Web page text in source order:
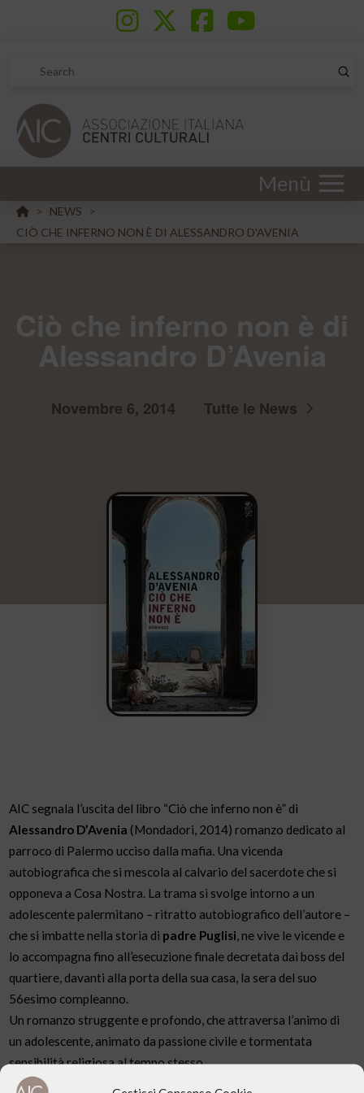
Search
Menù
HOME
> NEWS
>
CIÒ CHE INFERNO NON È DI ALESSANDRO D'AVENIA
Novembre 6, 2014 Tutte le News
AIC segnala l’uscita del libro “Ciò che inferno non è” di
Alessandro D’Avenia (Mondadori, 2014) romanzo dedicato al
parroco di Palermo ucciso dalla mafia. Una vicenda
autobiografica che si mescola al calvario del sacerdote che si
opponeva a Cosa Nostra. La trama si svolge intorno a un
adolescente palermitano – ritratto autobiografico dell’autore –
che si imbatte nella storia di padre Puglisi, ne vive le vicende e
lo accompagna fino all’esecuzione finale decretata dai boss del
quartiere, davanti alla porta della sua casa, la sera del suo
56esimo compleanno.
Un romanzo struggente e profondo, che attraversa l’animo di
un adolescente, animato da passione civile e tormentata
sensibilità religiosa al tempo stesso.